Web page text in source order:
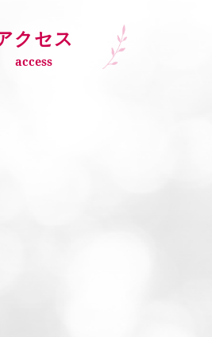
クセス
access